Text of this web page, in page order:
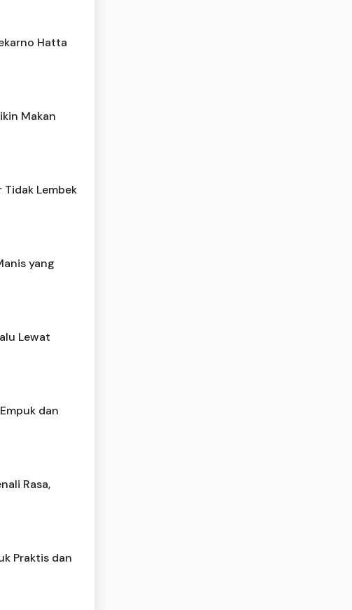
Hatta
Makan
Tidak Lembek
yang
Lewat
dan
Rasa,
Praktis dan